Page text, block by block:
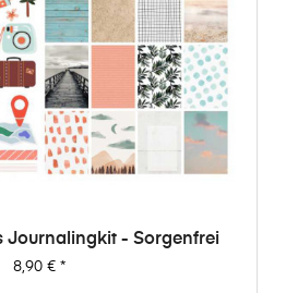
Journalingkit - Sorgenfrei
Preis
8,90 €*